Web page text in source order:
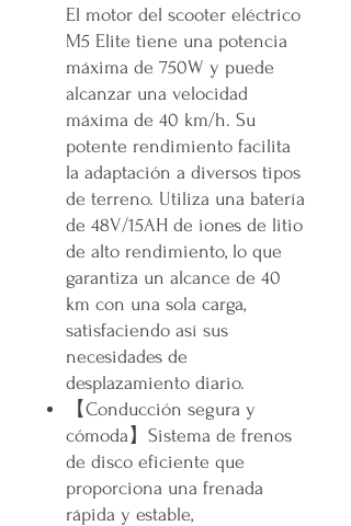
El motor del scooter eléctrico
M5 Elite tiene una potencia
máxima de 750W y puede
alcanzar una velocidad
máxima de 40 km/h. Su
potente rendimiento facilita
la adaptación a diversos tipos
de terreno. Utiliza una batería
de 48V/15AH de iones de litio
de alto rendimiento, lo que
garantiza un alcance de 40
km con una sola carga,
satisfaciendo así sus
necesidades de
desplazamiento diario.
【Conducción segura y
cómoda 】 Sistema de frenos
de disco eficiente que
proporciona una frenada
rápida y estable,